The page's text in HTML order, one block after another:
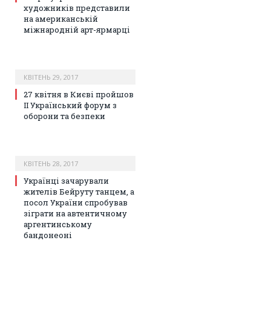
художників представили
на американській
міжнародній арт-ярмарці
КВІТЕНЬ 29, 2017
27 квітня в Києві пройшов
ІІ Український форум з
оборони та безпеки
КВІТЕНЬ 28, 2017
Українці зачарували
жителів Бейруту танцем, а
посол України спробував
зіграти на автентичному
аргентинському
бандонеоні